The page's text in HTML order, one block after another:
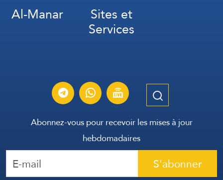
Al-Manar Sites et
Services
Abonnez-vous pour recevoir les mises à jour
hebdomadaires
S'abonner